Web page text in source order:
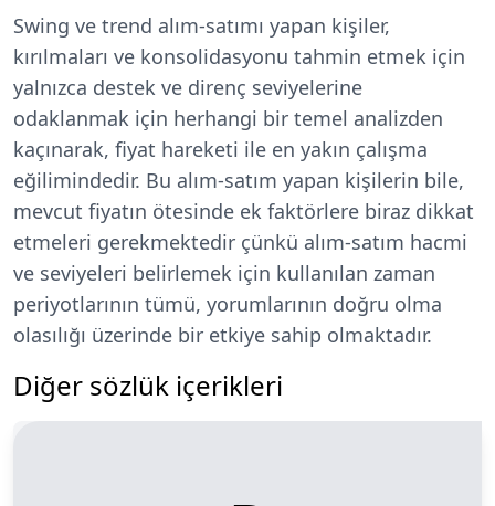
Swing ve trend alım-satımı yapan kişiler,
kırılmaları ve konsolidasyonu tahmin etmek için
yalnızca destek ve direnç seviyelerine
odaklanmak için herhangi bir temel analizden
kaçınarak, fiyat hareketi ile en yakın çalışma
eğilimindedir. Bu alım-satım yapan kişilerin bile,
mevcut fiyatın ötesinde ek faktörlere biraz dikkat
etmeleri gerekmektedir çünkü alım-satım hacmi
ve seviyeleri belirlemek için kullanılan zaman
periyotlarının tümü, yorumlarının doğru olma
olasılığı üzerinde bir etkiye sahip olmaktadır.
Diğer sözlük içerikleri